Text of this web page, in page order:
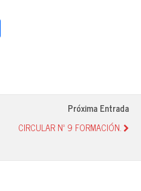
pa
Próxima Entrada
CIRCULAR Nº 9 FORMACIÓN.